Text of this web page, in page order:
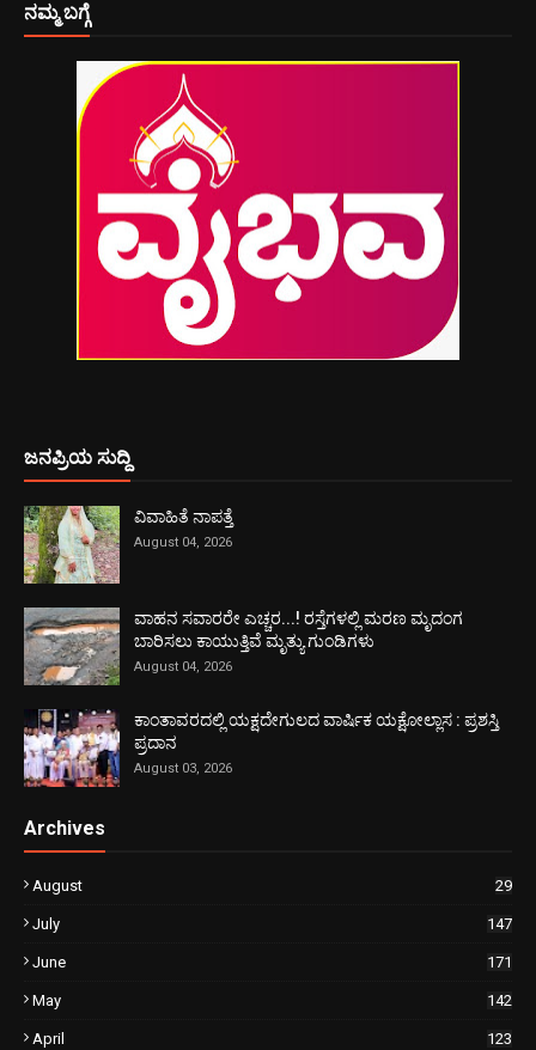
ನಮ್ಮ ಬಗ್ಗೆ
ಜನಪ್ರಿಯ ಸುದ್ದಿ
ವಿವಾಹಿತೆ ನಾಪತ್ತೆ
August 04, 2026
ವಾಹನ ಸವಾರರೇ ಎಚ್ಚರ...! ರಸ್ತೆಗಳಲ್ಲಿ ಮರಣ ಮೃದಂಗ
ಬಾರಿಸಲು ಕಾಯುತ್ತಿವೆ ಮೃತ್ಯು ಗುಂಡಿಗಳು
August 04, 2026
ಕಾಂತಾವರದಲ್ಲಿ ಯಕ್ಷದೇಗುಲದ ವಾರ್ಷಿಕ ಯಕ್ಷೋಲ್ಲಾಸ : ಪ್ರಶಸ್ತಿ
ಪ್ರದಾನ
August 03, 2026
Archives
August 29
July 147
June 171
May 142
April 123